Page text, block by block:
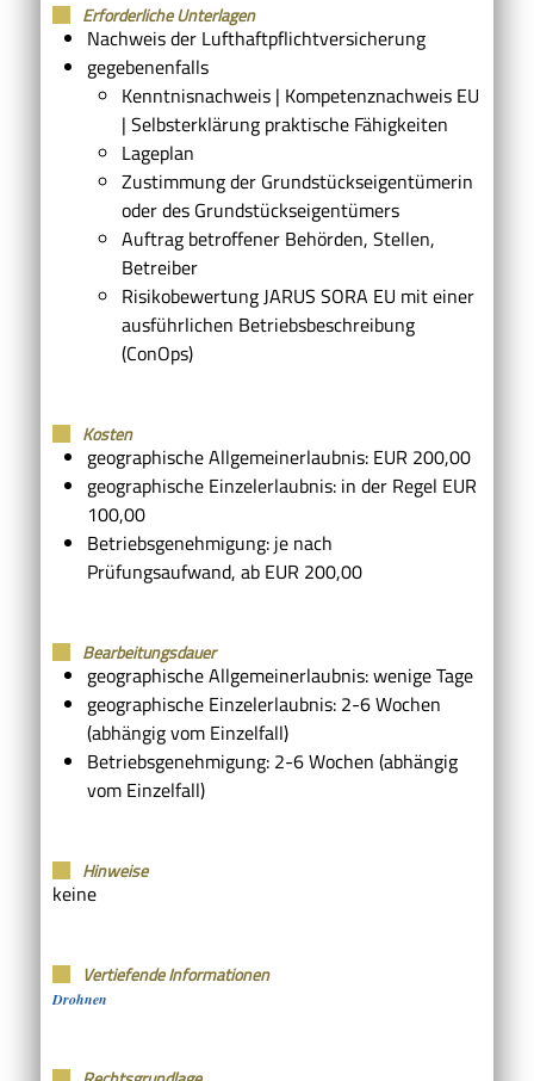
Erforderliche Unterlagen
Nachweis der Lufthaftpflichtversicherung
gegebenenfalls
Kenntnisnachweis | Kompetenznachweis EU
| Selbsterklärung praktische Fähigkeiten
Lageplan
Zustimmung der Grundstückseigentümerin
oder des Grundstückseigentümers
Auftrag betroffener Behörden, Stellen,
Betreiber
Risikobewertung JARUS SORA EU mit einer
ausführlichen Betriebsbeschreibung
(ConOps)
Kosten
geographische Allgemeinerlaubnis: EUR 200,00
geographische Einzelerlaubnis: in der Regel EUR
100,00
Betriebsgenehmigung: je nach
Prüfungsaufwand, ab EUR 200,00
Bearbeitungsdauer
geographische Allgemeinerlaubnis: wenige Tage
geographische Einzelerlaubnis: 2-6 Wochen
(abhängig vom Einzelfall)
Betriebsgenehmigung: 2-6 Wochen (abhängig
vom Einzelfall)
Hinweise
keine
Vertiefende Informationen
Drohnen